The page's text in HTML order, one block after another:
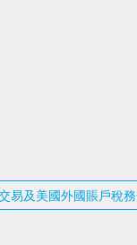
易及美國外國賬戶稅